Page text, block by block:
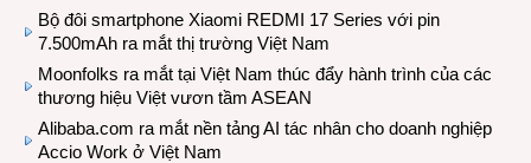
Bộ đôi smartphone Xiaomi REDMI 17 Series với pin
7.500mAh ra mắt thị trường Việt Nam
Moonfolks ra mắt tại Việt Nam thúc đẩy hành trình của các
thương hiệu Việt vươn tầm ASEAN
Alibaba.com ra mắt nền tảng AI tác nhân cho doanh nghiệp
Accio Work ở Việt Nam